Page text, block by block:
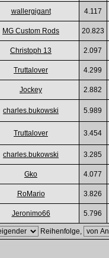
wallergigant 4.117
MG Custom Rods 20.823
Christoph 13 2.097
Truttalover 4.299
Jockey 2.882
charles.bukowski 5.989
Truttalover 3.454
charles.bukowski 3.285
Gko 4.077
RoMario 3.826
Jeronimo66 5.796
Reihenfolge,